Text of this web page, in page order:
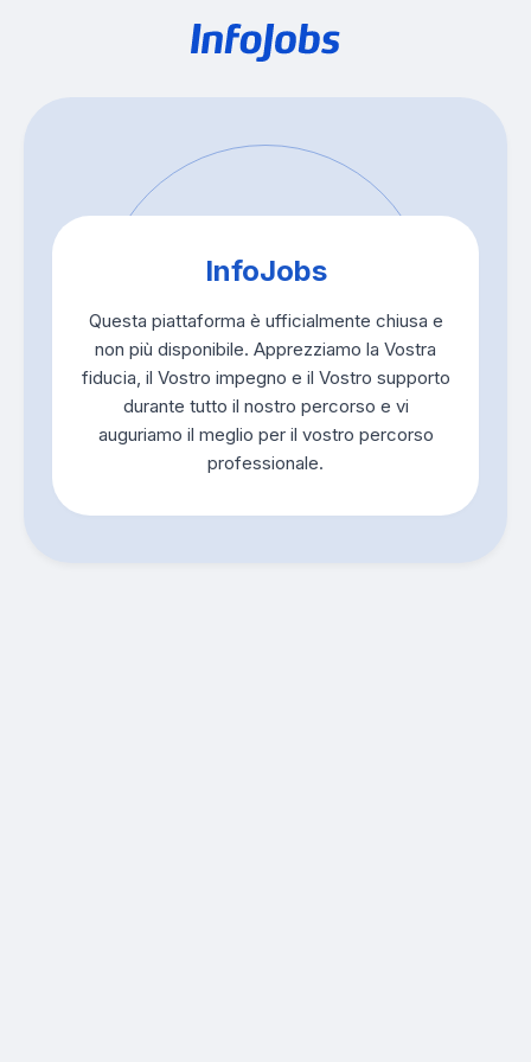
InfoJobs
Questa piattaforma è ufficialmente chiusa e
non più disponibile. Apprezziamo la Vostra
fiducia, il Vostro impegno e il Vostro supporto
durante tutto il nostro percorso e vi
auguriamo il meglio per il vostro percorso
professionale.